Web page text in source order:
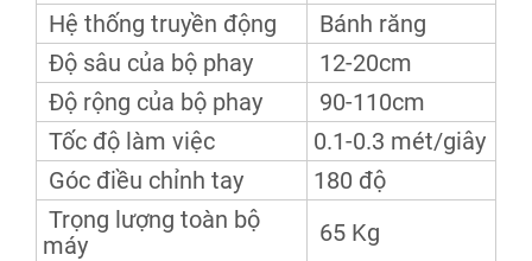
Hệ thống truyền động
Bánh răng
Độ sâu của bộ phay
12-20cm
Độ rộng của bộ phay
90-110cm
Tốc độ làm việc
0.1-0.3 mét/giây
Góc điều chỉnh tay
180 độ
Trọng lượng toàn bộ
máy
65 Kg